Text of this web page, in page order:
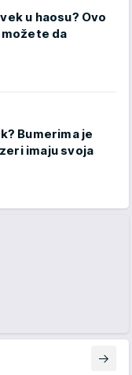
u haosu? Ovo
da
Bumerima je
imaju svoja